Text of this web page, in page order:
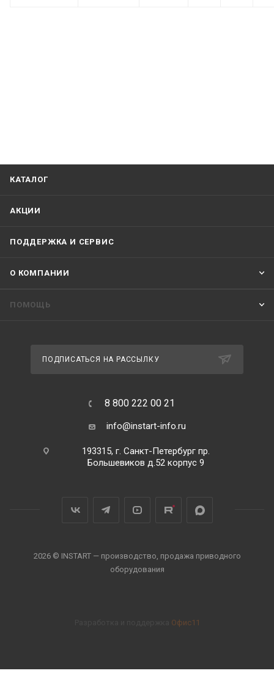
КАТАЛОГ
АКЦИИ
ПОДДЕРЖКА И СЕРВИС
О КОМПАНИИ
ПОМОЩЬ
ПОДПИСАТЬСЯ НА РАССЫЛКУ
8 800 222 00 21
info@instart-info.ru
193315, г. Санкт-Петербург пр.
Большевиков д.52 корпус 9
2026 © INSTART — производство, продажа приводного
оборудования
Офис11